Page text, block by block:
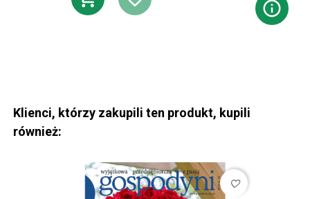
DODAJ DO KOSZYKA
DODAJ DO
Klienci, którzy zakupili ten produkt, kupili
również:
favorite_border